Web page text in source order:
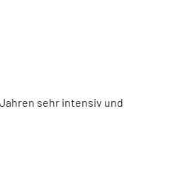
sehr intensiv und